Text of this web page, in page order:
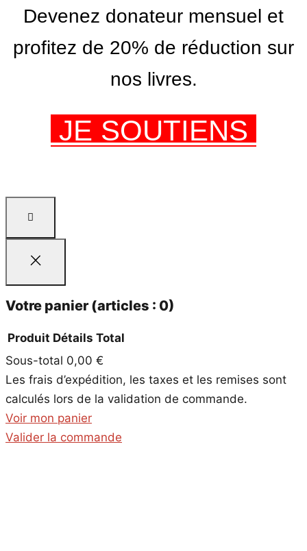
Devenez donateur mensuel et
profitez de 20% de réduction sur
nos livres.
JE SOUTIENS
Votre panier (articles : 0)
Produits
dans
le
panier
Produit Détails Total
Sous-total 0,00 €
Les frais d’expédition, les taxes et les remises sont
calculés lors de la validation de commande.
Voir mon panier
Valider la commande